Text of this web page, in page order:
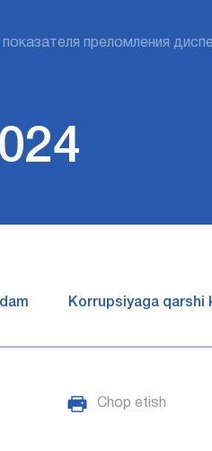
показателя преломления
Korrupsiyaga qarshi
Chop etish